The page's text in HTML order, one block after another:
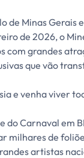
de Minas Gerais
de 2026, o
com grandes
que vão
e venha viver
do Carnaval em
milhares de
artistas